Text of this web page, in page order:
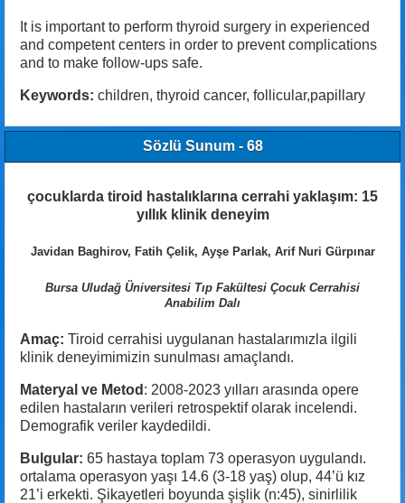
It is important to perform thyroid surgery in experienced
and competent centers in order to prevent complications
and to make follow-ups safe.
Keywords: children, thyroid cancer, follicular,papillary
Sözlü Sunum - 68
çocuklarda tiroid hastalıklarına cerrahi yaklaşım: 15
yıllık klinik deneyim
Javidan Baghirov, Fatih Çelik, Ayşe Parlak, Arif Nuri Gürpınar
Bursa Uludağ Üniversitesi Tıp Fakültesi Çocuk Cerrahisi
Anabilim Dalı
Amaç: Tiroid cerrahisi uygulanan hastalarımızla ilgili
klinik deneyimimizin sunulması amaçlandı.
Materyal ve Metod : 2008-2023 yılları arasında opere
edilen hastaların verileri retrospektif olarak incelendi.
Demografik veriler kaydedildi.
Bulgular: 65 hastaya toplam 73 operasyon uygulandı.
ortalama operasyon yaşı 14.6 (3-18 yaş) olup, 44’ü kız
21’i erkekti. Şikayetleri boyunda şişlik (n:45), sinirlilik